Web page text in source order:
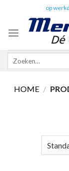
content
op
Zoeken
HOME /